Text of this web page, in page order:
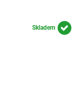
Skladem